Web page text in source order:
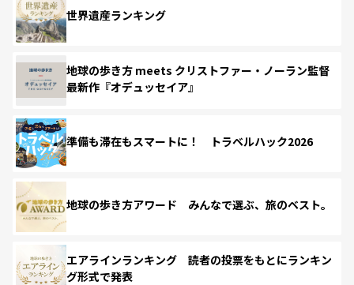
世界遺産ランキング
地球の歩き方 meets クリストファー・ノーラン監督
最新作『オデュッセイア』
準備も滞在もスマートに！ トラベルハック2026
地球の歩き方アワード みんなで選ぶ、旅のベスト。
エアラインランキング 読者の投票をもとにランキン
グ形式で発表